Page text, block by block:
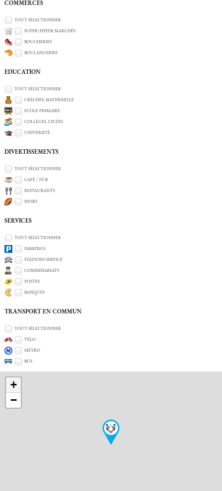
COMMERCES
TOUT SÉLECTIONNER
SUPER/HYPER MARCHÉS
BOUCHERIES
BOULANGERIES
EDUCATION
TOUT SÉLECTIONNER
CRÈCHES, MATERNELLE
ECOLE PRIMAIRE
COLLÈGES, LYCÉES
UNIVERSITÉ
DIVERTISSEMENTS
TOUT SÉLECTIONNER
CAFÉ / PUB
RESTAURANTS
SPORT
SERVICES
TOUT SÉLECTIONNER
PARKINGS
STATIONS SERVICE
COMMISSARIATS
POSTES
BANQUES
TRANSPORT EN COMMUN
TOUT SÉLECTIONNER
VÉLO
MÉTRO
BUS
+
−